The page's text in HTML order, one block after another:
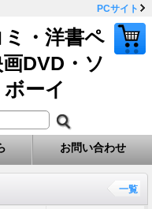
PCサイト
・洋書ペ
DVD・ソ
ーイ
お問い合わせ
一覧